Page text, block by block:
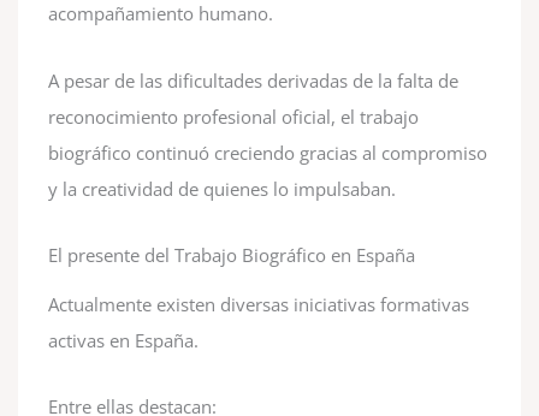
acompañamiento humano.
A pesar de las dificultades derivadas de la falta de
reconocimiento profesional oficial, el trabajo
biográfico continuó creciendo gracias al compromiso
y la creatividad de quienes lo impulsaban.
El presente del Trabajo Biográfico en España
Actualmente existen diversas iniciativas formativas
activas en España.
Entre ellas destacan: